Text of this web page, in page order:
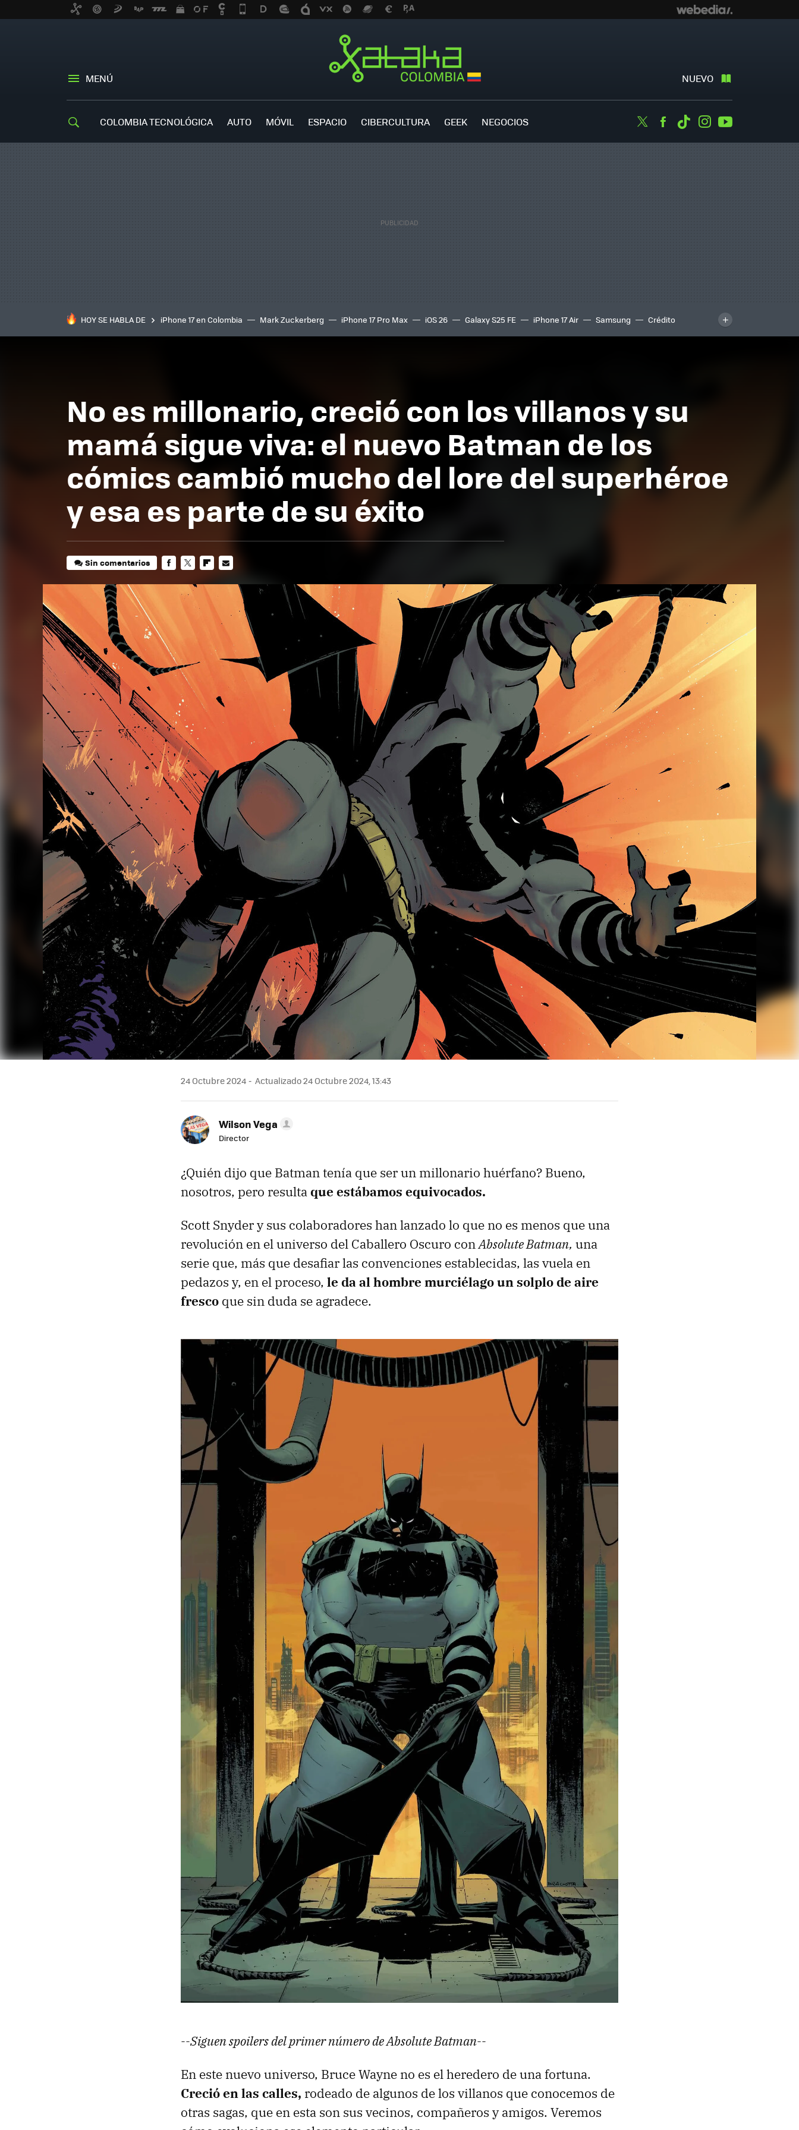
MENÚ NUEVO
COLOMBIA TECNOLÓGICA AUTO MÓVIL ESPACIO CIBERCULTURA GEEK NEGOCIOS TwitterFacebook
TiktokInstagram
HOY SE HABLA DE iPhone 17 en Colombia Mark Zuckerberg iPhone 17 Pro Max iOS 26 Galaxy S25 FE iPhone 17 Air Samsung
Crédito
inteligente
IA TCL C8K
No es millonario, creció con los villanos y su
mamá sigue viva: el nuevo Batman de los
cómics cambió mucho del lore del superhéroe
y esa es parte de su éxito
Sin comentarios
24 Octubre 2024 Actualizado 24 Octubre 2024, 13:43
Wilson Vega
Director
¿Quién dijo que Batman tenía que ser un millonario huérfano? Bueno,
nosotros, pero resultaque estábamos equivocados.
Scott Snyder y sus colaboradores han lanzado lo que no es menos que una
revolución en el universo del Caballero Oscuro conAbsolute Batman, una
serie que, más que desafiar las convenciones establecidas, las vuela en
pedazos y, en el proceso, le da al hombre murciélago un solplo de aire
fresco que sin duda se agradece.
--Siguen spoilers del primer número de Absolute Batman--
En este nuevo universo, Bruce Wayne no es el heredero de una fortuna.
Creció en las calles, rodeado de algunos de los villanos que conocemos de
otras sagas, que en esta son sus vecinos, compañeros y amigos. Veremos